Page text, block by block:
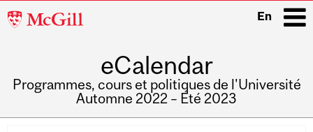
McGill
En
eCalendar
Programmes, cours et politiques de l'Université
Automne 2022 – Été 2023